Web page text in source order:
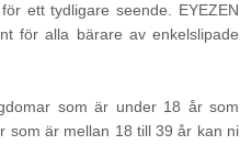
ett tydligare seende. EYEZEN
för alla bärare av enkelslipade
som är under 18 år som
som är mellan 18 till 39 år kan ni